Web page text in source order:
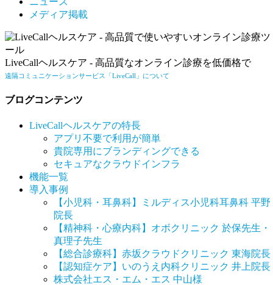
メディア掲載
LiveCallヘルスケア - 高品質なオンライン診療を低価格で
遠隔コミュニケーションサービス「LiveCall」について
ブログコンテンツ
LiveCallヘルスケアの特長
アプリ不要で利用が簡単
貴院専用にブランディングできる
セキュアなクラウドインフラ
機能一覧
導入事例
【小児科・耳鼻科】ミルディス小児科耳鼻科 平野
院長
【精神科・心療内科】オボクリニック 於保先生・
真理子先生
【総合診療科】赤坂クラウドクリニック 東海院長
【認知症ケア】いのうえ内科クリニック 井上院長
株式会社エス・エム・エス 中山様